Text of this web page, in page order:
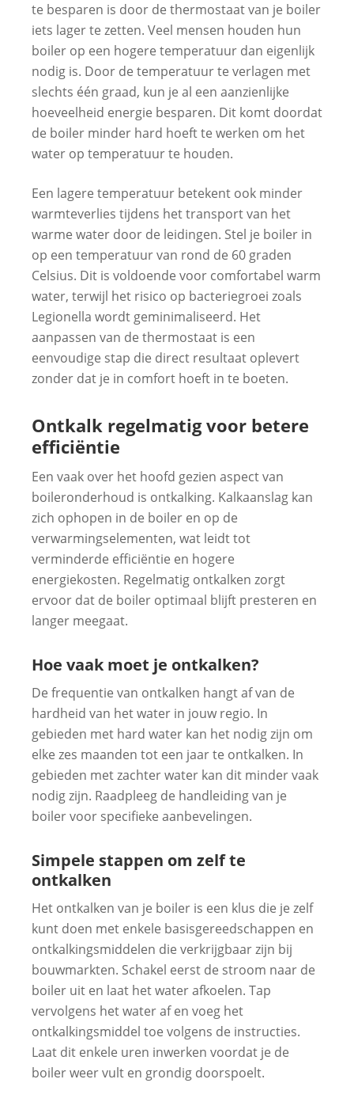
te besparen is door de thermostaat van je boiler
iets lager te zetten. Veel mensen houden hun
boiler op een hogere temperatuur dan eigenlijk
nodig is. Door de temperatuur te verlagen met
slechts één graad, kun je al een aanzienlijke
hoeveelheid energie besparen. Dit komt doordat
de boiler minder hard hoeft te werken om het
water op temperatuur te houden.
Een lagere temperatuur betekent ook minder
warmteverlies tijdens het transport van het
warme water door de leidingen. Stel je boiler in
op een temperatuur van rond de 60 graden
Celsius. Dit is voldoende voor comfortabel warm
water, terwijl het risico op bacteriegroei zoals
Legionella wordt geminimaliseerd. Het
aanpassen van de thermostaat is een
eenvoudige stap die direct resultaat oplevert
zonder dat je in comfort hoeft in te boeten.
Ontkalk regelmatig voor betere
efficiëntie
Een vaak over het hoofd gezien aspect van
boileronderhoud is ontkalking. Kalkaanslag kan
zich ophopen in de boiler en op de
verwarmingselementen, wat leidt tot
verminderde efficiëntie en hogere
energiekosten. Regelmatig ontkalken zorgt
ervoor dat de boiler optimaal blijft presteren en
langer meegaat.
Hoe vaak moet je ontkalken?
De frequentie van ontkalken hangt af van de
hardheid van het water in jouw regio. In
gebieden met hard water kan het nodig zijn om
elke zes maanden tot een jaar te ontkalken. In
gebieden met zachter water kan dit minder vaak
nodig zijn. Raadpleeg de handleiding van je
boiler voor specifieke aanbevelingen.
Simpele stappen om zelf te
ontkalken
Het ontkalken van je boiler is een klus die je zelf
kunt doen met enkele basisgereedschappen en
ontkalkingsmiddelen die verkrijgbaar zijn bij
bouwmarkten. Schakel eerst de stroom naar de
boiler uit en laat het water afkoelen. Tap
vervolgens het water af en voeg het
ontkalkingsmiddel toe volgens de instructies.
Laat dit enkele uren inwerken voordat je de
boiler weer vult en grondig doorspoelt.